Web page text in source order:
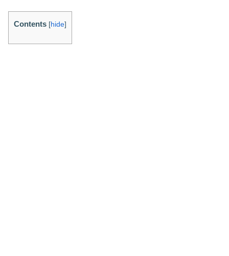
Contents [hide]